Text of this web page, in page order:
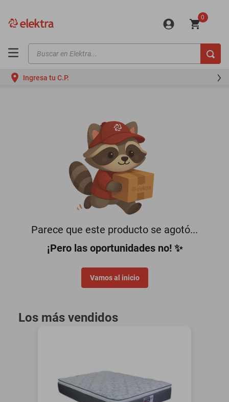
0
Buscar en Elektra...
Ingresa tu C.P.
Parece que este producto se agotó...
¡Pero las oportunidades no! ✨
Vamos al inicio
Los más vendidos
motos
motoneta
oppo